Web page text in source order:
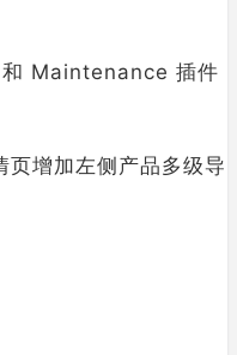
Maintenance 插件
页增加左侧产品多级导